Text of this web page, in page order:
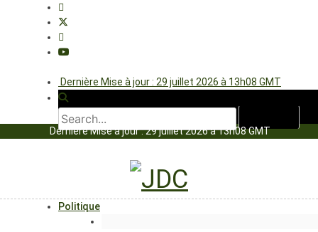
Dernière Mise à jour : 29 juillet 2026 à 13h08 GMT
Dernière Mise à jour : 29 juillet 2026 à 13h08 GMT
Politique